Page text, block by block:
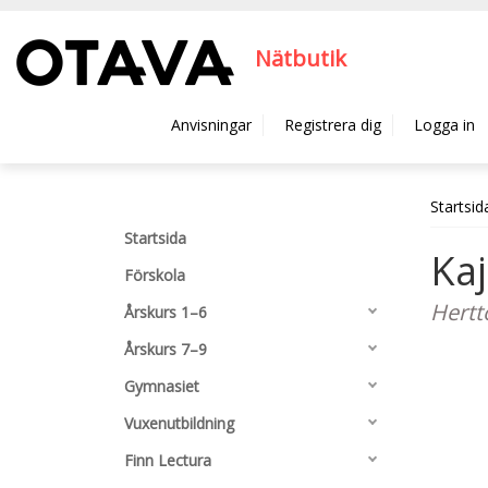
Nätbutik
Anvisningar Registrera dig Logga in
Startsida
Förskola
Årskurs 1–6
Årskurs 7–9
Gymnasiet
Vuxenutbildning
Finn Lectura